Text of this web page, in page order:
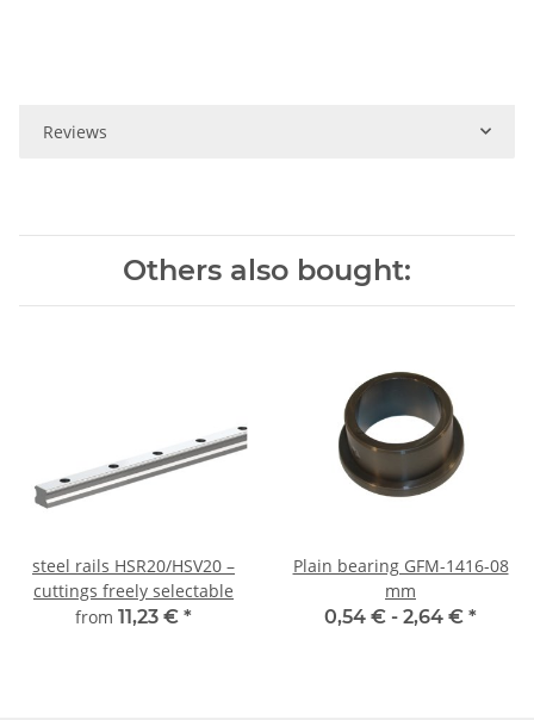
Reviews
Others also bought:
steel rails HSR20/HSV20 –
cuttings freely selectable
from 11,23 € *
Plain bearing GFM-1416-08
mm
0,54 € - 2,64 € *